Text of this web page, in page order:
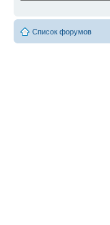
Список форумов